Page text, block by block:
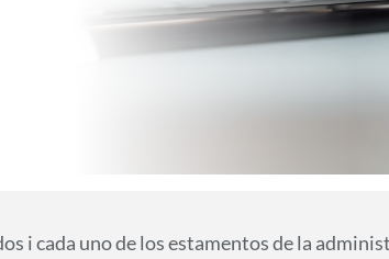
i cada uno de los estamentos de la